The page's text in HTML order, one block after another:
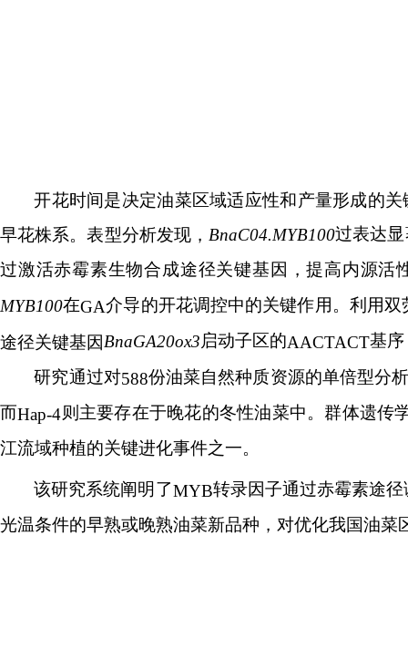
开花时间是决定油菜区域适应性和产量形成的
早花株系。表型分析发现， BnaC04.MYB100过表达
过激活赤霉素生物合成途径关键基因，提高内源活
MYB100在GA介导的开花调控中的关键作用。利用
途径关键基因BnaGA20ox3启动子区的AACTACT基
研究通过对588份油菜自然种质资源的单倍型分
而Hap-4则主要存在于晚花的冬性油菜中。群体遗传
江流域种植的关键进化事件之一。
该研究系统阐明了MYB转录因子通过赤霉素途
光温条件的早熟或晚熟油菜新品种，对优化我国油